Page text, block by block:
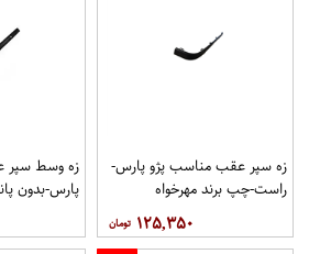
زه سپر عقب مناسب پژو پارس-
راست-چپ برند مهرخواه
۱۲۵,۳۵۰
زه وسط سپر
پارس-بدون